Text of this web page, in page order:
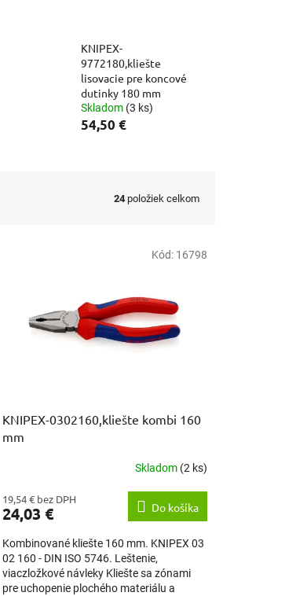
KNIPEX-
9772180,kliešte
lisovacie pre koncové
dutinky 180 mm
Skladom (3 ks)
54,50 €
24položiek celkom
KNIPEX-0302160,kliešte kombi 160
mm
Skladom (2 ks)
19,54 € bez DPH
24,03 € Do košíka
Kombinované kliešte 160 mm. KNIPEX 03
02 160 - DIN ISO 5746. Leštenie,
viaczložkové návleky Kliešte sa zónami
pre uchopenie plochého materiálu a
Kód: 16798